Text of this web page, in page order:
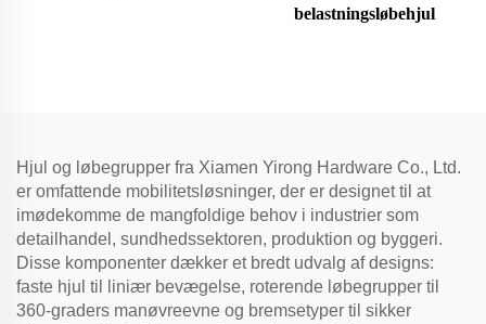
belastningsløbehjul
Hjul og løbegrupper fra Xiamen Yirong Hardware Co., Ltd.
er omfattende mobilitetsløsninger, der er designet til at
imødekomme de mangfoldige behov i industrier som
detailhandel, sundhedssektoren, produktion og byggeri.
Disse komponenter dækker et bredt udvalg af designs:
faste hjul til liniær bevægelse, roterende løbegrupper til
360-graders manøvreevne og bremsetyper til sikker